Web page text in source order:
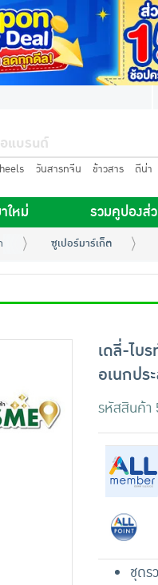
วันสารทจีน ข้าวสาร ดีน่า
ใหม่ รวมคูปองส่
ซูเปอร์มาร์เก็ต
เดลี่-ไบ
อเนกปร
รหัสสินค้า
ชุดร